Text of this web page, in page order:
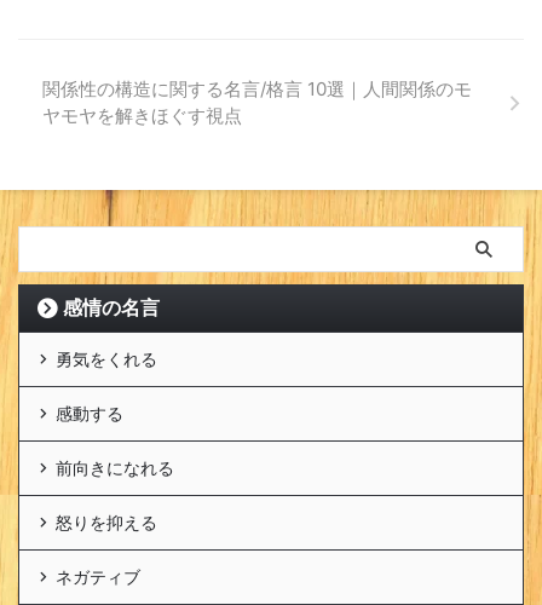
関係性の構造に関する名言/格言 10選｜人間関係のモ
ヤモヤを解きほぐす視点
感情の名言
勇気をくれる
感動する
前向きになれる
怒りを抑える
ネガティブ